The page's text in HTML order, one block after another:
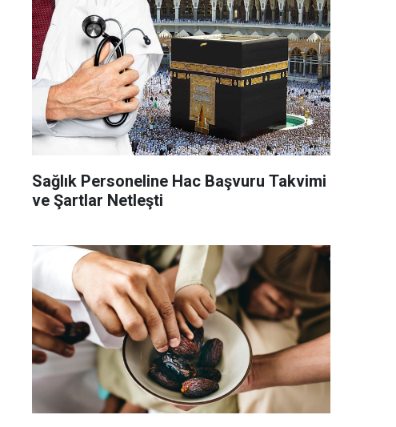
Sağlık Personeline Hac Başvuru Takvimi
ve Şartlar Netleşti